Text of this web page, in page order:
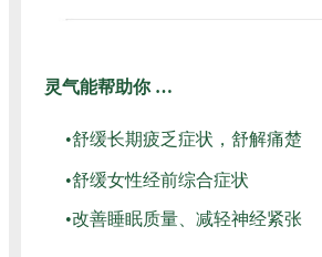
灵气能帮助你 …
•舒缓长期疲乏症状，舒解痛楚
•舒缓女性经前综合症状
•改善睡眠质量、减轻神经紧张